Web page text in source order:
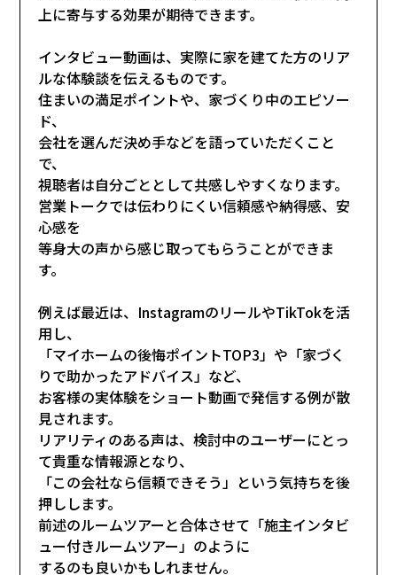
上に寄与する効果が期待できます。
インタビュー動画は、実際に家を建てた方のリア
ルな体験談を伝えるものです。
住まいの満足ポイントや、家づくり中のエピソー
ド、
会社を選んだ決め手などを語っていただくこと
で、
視聴者は自分ごととして共感しやすくなります。
営業トークでは伝わりにくい信頼感や納得感、安
心感を
等身大の声から感じ取ってもらうことができま
す。
例えば最近は、InstagramのリールやTikTokを活
用し、
「マイホームの後悔ポイントTOP3」や「家づく
りで助かったアドバイス」など、
お客様の実体験をショート動画で発信する例が散
見されます。
リアリティのある声は、検討中のユーザーにとっ
て貴重な情報源となり、
「この会社なら信頼できそう」という気持ちを後
押しします。
前述のルームツアーと合体させて「施主インタビ
ュー付きルームツアー」のように
するのも良いかもしれません。